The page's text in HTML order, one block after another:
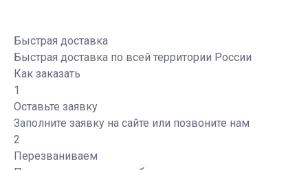
Быстрая доставка
Быстрая доставка по всей территории России
Как заказать
1
Оставьте заявку
Заполните заявку на сайте или позвоните нам
2
Перезваниваем